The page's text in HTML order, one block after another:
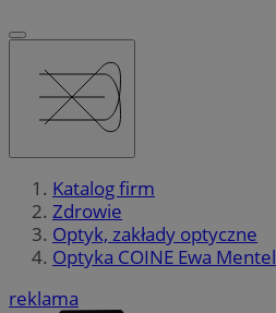
Katalog firm
Zdrowie
Optyk, zakłady optyczne
Optyka COINE Ewa Mentel
reklama